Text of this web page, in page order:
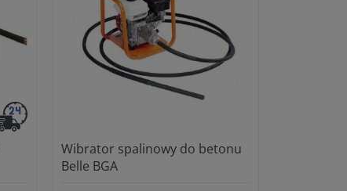
Wibrator spalinowy do betonu
Belle BGA